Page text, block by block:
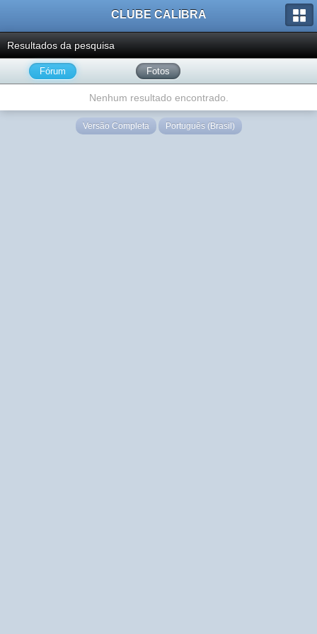
CLUBE CALIBRA
Resultados da pesquisa
Fórum Fotos
Nenhum resultado encontrado.
Versão Completa Português (Brasil)